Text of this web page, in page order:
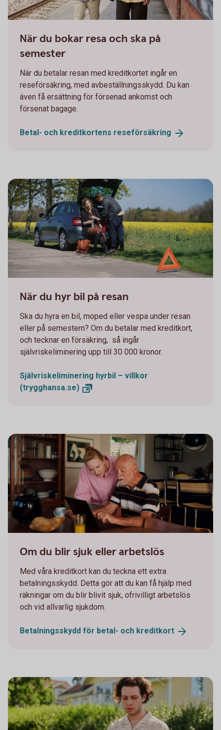
När du bokar resa och ska på
semester
När du betalar resan med kreditkortet ingår en
reseförsäkring, med avbeställningsskydd. Du kan
även få ersättning för försenad ankomst och
försenat bagage.
Betal- och kreditkortens reseförsäkring
När du hyr bil på resan
Ska du hyra en bil, moped eller vespa under resan
eller på semestern? Om du betalar med kreditkort,
och tecknar en försäkring, så ingår
självriskeliminering upp till 30 000 kronor.
Självriskeliminering hyrbil – villkor
(trygghansa.se)
Om du blir sjuk eller arbetslös
Med våra kreditkort kan du teckna ett extra
betalningsskydd. Detta gör att du kan få hjälp med
räkningar om du blir blivit sjuk, ofrivilligt arbetslös
och vid allvarlig sjukdom.
Betalningsskydd för betal- och kreditkort